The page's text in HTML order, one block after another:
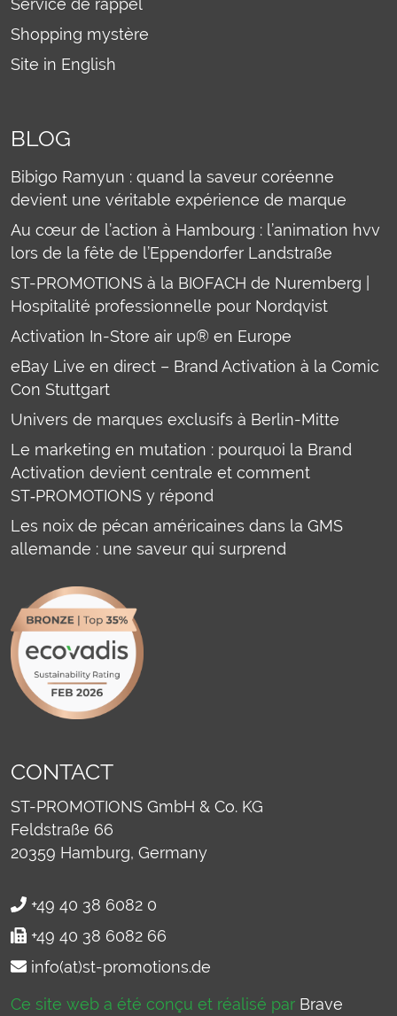
Service de rappel
Shopping mystère
Site in English
BLOG
Bibigo Ramyun : quand la saveur coréenne
devient une véritable expérience de marque
Au cœur de l’action à Hambourg : l’animation hvv
lors de la fête de l’Eppendorfer Landstraße
ST-PROMOTIONS à la BIOFACH de Nuremberg |
Hospitalité professionnelle pour Nordqvist
Activation In-Store air up® en Europe
eBay Live en direct – Brand Activation à la Comic
Con Stuttgart
Univers de marques exclusifs à Berlin-Mitte
Le marketing en mutation : pourquoi la Brand
Activation devient centrale et comment
ST‑PROMOTIONS y répond
Les noix de pécan américaines dans la GMS
allemande : une saveur qui surprend
CONTACT
ST-PROMOTIONS GmbH & Co. KG
Feldstraße 66
20359 Hamburg, Germany
+49 40 38 6082 0
+49 40 38 6082 66
info(at)st-promotions.de
Ce site web a été conçu et réalisé par Brave